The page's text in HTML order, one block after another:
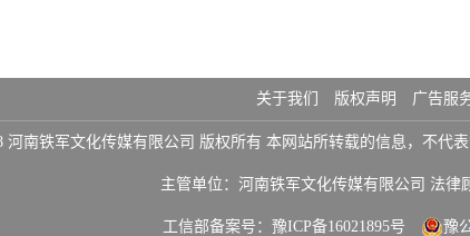
关于我们 版权声明 广告服
河南铁军文化传媒有限公司 版权所有 本网站所转载的信息，不代
主管单位：河南铁军文化传媒有限公司 法律
工信部备案号： 豫ICP备16021895号 豫